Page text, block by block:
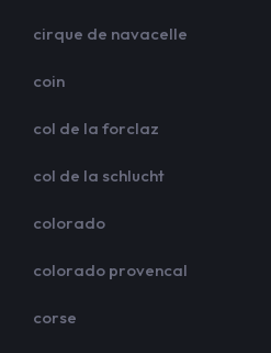
cirque de navacelle
coin
col de la forclaz
col de la schlucht
colorado
colorado provencal
corse